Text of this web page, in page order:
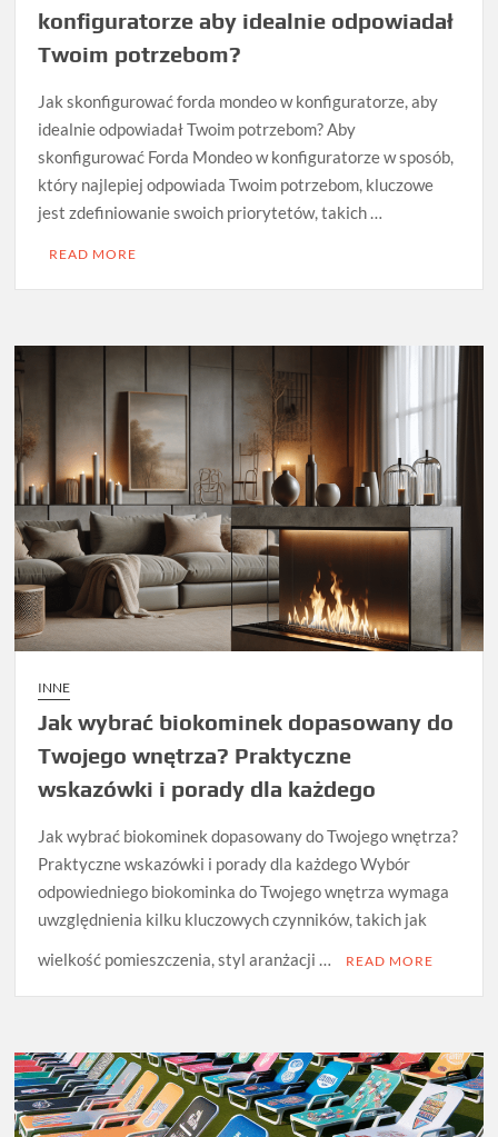
konfiguratorze aby idealnie odpowiadał
Twoim potrzebom?
Jak skonfigurować forda mondeo w konfiguratorze, aby
idealnie odpowiadał Twoim potrzebom? Aby
skonfigurować Forda Mondeo w konfiguratorze w sposób,
który najlepiej odpowiada Twoim potrzebom, kluczowe
jest zdefiniowanie swoich priorytetów, takich …
READ MORE
INNE
Jak wybrać biokominek dopasowany do
Twojego wnętrza? Praktyczne
wskazówki i porady dla każdego
Jak wybrać biokominek dopasowany do Twojego wnętrza?
Praktyczne wskazówki i porady dla każdego Wybór
odpowiedniego biokominka do Twojego wnętrza wymaga
uwzględnienia kilku kluczowych czynników, takich jak
wielkość pomieszczenia, styl aranżacji …
READ MORE